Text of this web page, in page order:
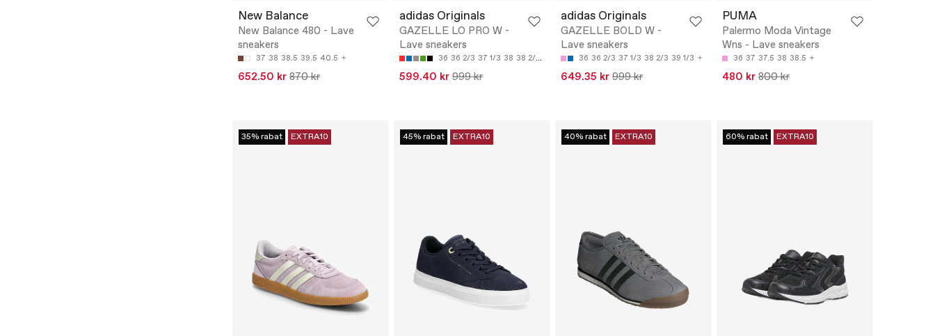
New Balance
New Balance 480 - Lave
sneakers
37 38 38.5 39.5 40.5
652.50 kr 870 kr
adidas Originals
GAZELLE LO PRO W -
Lave sneakers
36 36 2/3 37 1/3 38 38 2/3
599.40 kr 999 kr
adidas Originals
GAZELLE BOLD W -
Lave sneakers
36 36 2/3 37 1/3 38 2/3 39 1/3
649.35 kr 999 kr
PUMA
Palermo Moda Vintage
Wns - Lave sneakers
36 37 37.5 38 38.5
480 kr 800 kr
35% rabat EXTRA10 45% rabat EXTRA10 40% rabat EXTRA10 60% rabat EXTRA10